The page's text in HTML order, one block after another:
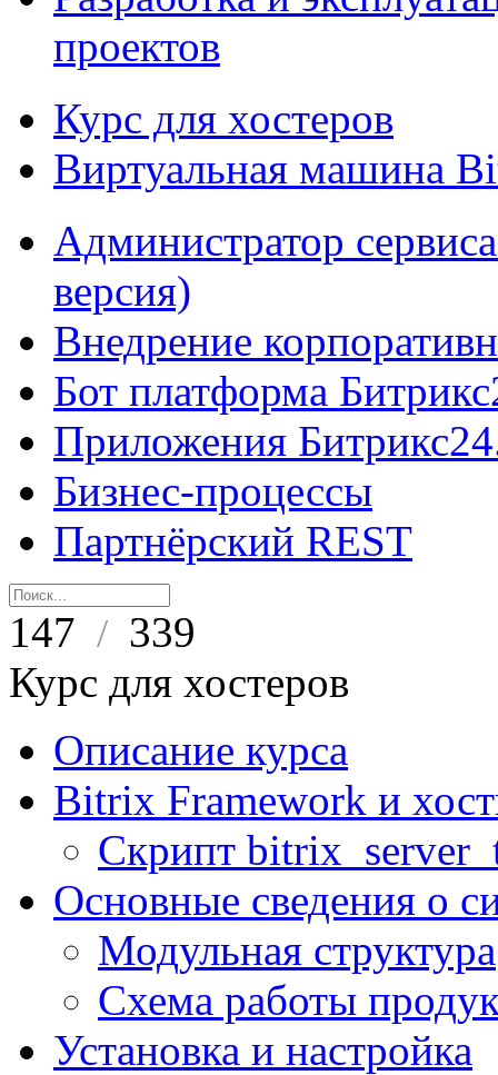
проектов
Курс для хостеров
Виртуальная машина
Администратор
версия)
Внедрение
Бот платформа
Приложения
Бизнес-процессы
Партнёрский REST
147 / 339
Курс для хостеров
Описание курса
Bitrix Framework и
Скрипт
Основные сведения о
Модульная структура
Схема работы
Установка и настройка